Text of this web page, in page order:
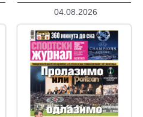
04.08.2026